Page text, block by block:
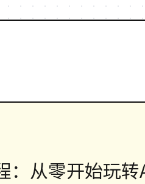
从零开始玩转